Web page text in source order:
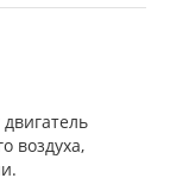
воздуха,